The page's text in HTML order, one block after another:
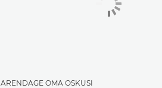
ARENDAGE OMA OSKUSI